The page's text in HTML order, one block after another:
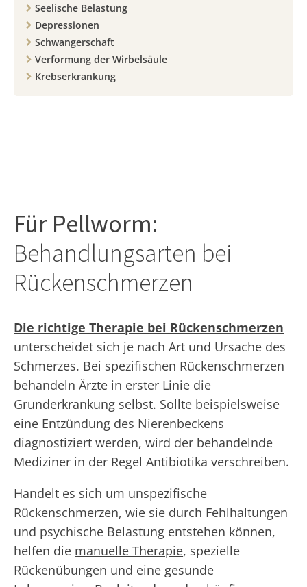
Seelische Belastung
Depressionen
Schwangerschaft
Verformung der Wirbelsäule
Krebserkrankung
Für Pellworm:
Behandlungsarten bei
Rückenschmerzen
Die richtige Therapie bei Rückenschmerzen
unterscheidet sich je nach Art und Ursache des
Schmerzes. Bei spezifischen Rückenschmerzen
behandeln Ärzte in erster Linie die
Grunderkrankung selbst. Sollte beispielsweise
eine Entzündung des Nierenbeckens
diagnostiziert werden, wird der behandelnde
Mediziner in der Regel Antibiotika verschreiben.
Handelt es sich um unspezifische
Rückenschmerzen, wie sie durch Fehlhaltungen
und psychische Belastung entstehen können,
helfen die manuelle Therapie, spezielle
Rückenübungen und eine gesunde